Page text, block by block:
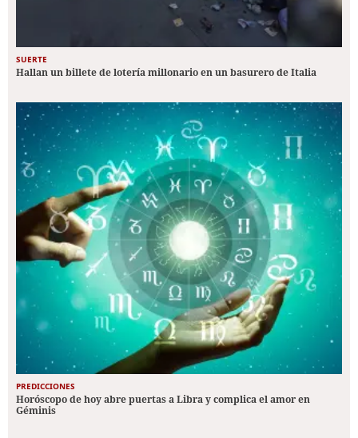
SUERTE
Hallan un billete de lotería millonario en un basurero de Italia
PREDICCIONES
Horóscopo de hoy abre puertas a Libra y complica el amor en
Géminis